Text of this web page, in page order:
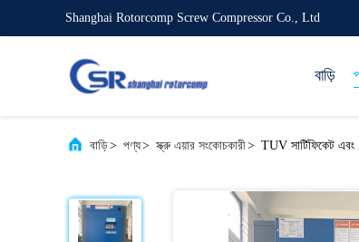
Shanghai Rotorcomp Screw Compressor Co., Ltd
বাড়ি
বাড়ি> পণ্য> স্ক্রু এয়ার সংকোচকারী> TUV সার্টিফিকেট